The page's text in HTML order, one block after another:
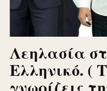
Λεηλασία
Ελληνικό. (